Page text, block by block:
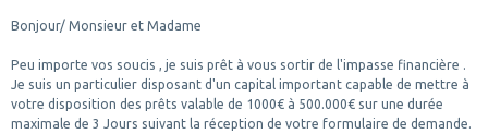
Bonjour/ Monsieur et Madame
Peu importe vos soucis , je suis prêt à vous sortir de l'impasse financière .
Je suis un particulier disposant d'un capital important capable de mettre à
votre disposition des prêts valable de 1000€ à 500.000€ sur une durée
maximale de 3 Jours suivant la réception de votre formulaire de demande.